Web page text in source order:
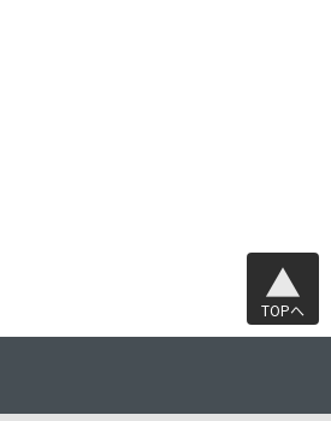
TOPへ